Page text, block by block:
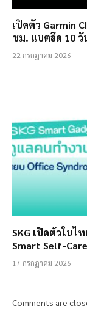
เปิดตัว Garmin
ชม. แบตอึด 10 วั
22 กรกฎาคม 2026
SKG เปิดตัวในไ
Smart Self-
17 กรกฎาคม 2026
Comments are